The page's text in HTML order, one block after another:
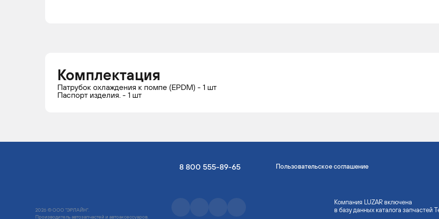
Комплектация
Патрубок охлаждения к помпе (EPDM) - 1 шт
Паспорт изделия. - 1 шт
8 800 555-89-65 Пользовательское соглашение
Компания LUZAR включена
в базу данных каталога запчастей
2026 © ООО "ЭРЛАЙН".
Производитель автозапчастей и автоаксессуаров.